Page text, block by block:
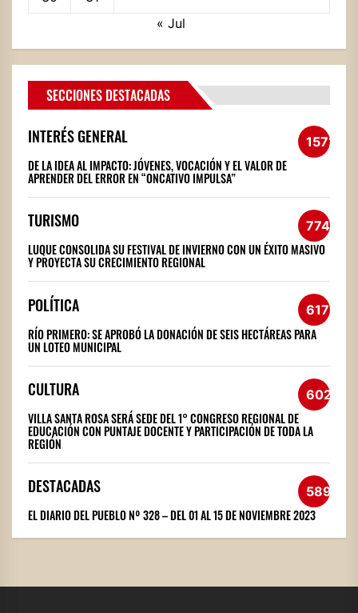
« Jul
SECCIONES DESTACADAS
INTERÉS GENERAL 1572
DE LA IDEA AL IMPACTO: JÓVENES, VOCACIÓN Y EL VALOR DE
APRENDER DEL ERROR EN “ONCATIVO IMPULSA”
TURISMO 774
LUQUE CONSOLIDA SU FESTIVAL DE INVIERNO CON UN ÉXITO MASIVO
Y PROYECTA SU CRECIMIENTO REGIONAL
POLÍTICA 617
RÍO PRIMERO: SE APROBÓ LA DONACIÓN DE SEIS HECTÁREAS PARA
UN LOTEO MUNICIPAL
CULTURA 602
VILLA SANTA ROSA SERÁ SEDE DEL 1° CONGRESO REGIONAL DE
EDUCACIÓN CON PUNTAJE DOCENTE Y PARTICIPACIÓN DE TODA LA
REGIÓN
DESTACADAS 589
EL DIARIO DEL PUEBLO Nº 328 – DEL 01 AL 15 DE NOVIEMBRE 2023